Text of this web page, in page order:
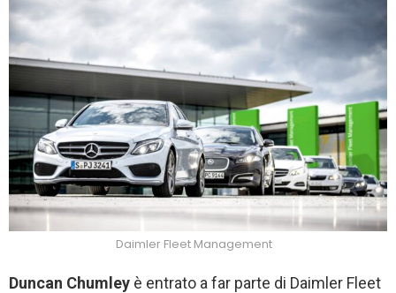
Daimler Fleet Management
Duncan Chumley è entrato a far parte di Daimler Fleet